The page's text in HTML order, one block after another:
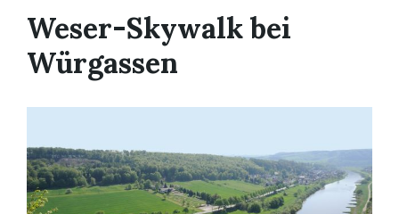
Weser-Skywalk bei
Würgassen